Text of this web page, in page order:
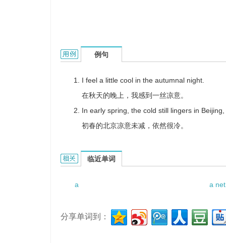
a chill in the air的用法和样例：
例句
I feel a little cool in the autumnal night.
在秋天的晚上，我感到一丝凉意。
In early spring, the cold still lingers in
初春的北京凉意未减，依然很冷。
a chill in the air的相关资料：
临近单词
a a
分享单词到：